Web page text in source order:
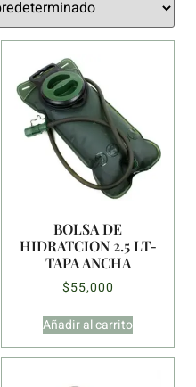
BOLSA DE
HIDRATCION 2.5 LT-
TAPA ANCHA
$55,000
Añadir al carrito